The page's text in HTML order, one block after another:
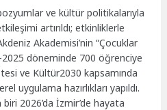
ve kültür politikalarıyla
artırıldı; etkinliklerle
Akademisi’nin “Çocuklar
2025 döneminde 700 öğrenciye
ve Kültür2030 kapsamında
uygulama hazırlıkları yapıldı.
2026’da İzmir’de hayata